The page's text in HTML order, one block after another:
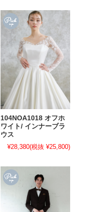
104NOA1018 オフホ
ワイト/ インナーブラ
ウス
¥28,380(税抜 ¥25,800)